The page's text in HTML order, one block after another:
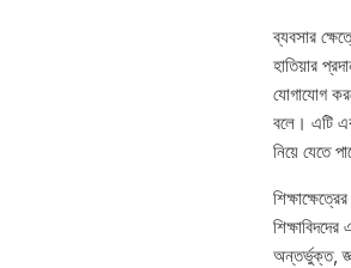
ব্যবসার
হাতিয়ার
যোগাযোগ
বলে। এটি
নিয়ে যেতে
অন্তর্ভুক্ত,